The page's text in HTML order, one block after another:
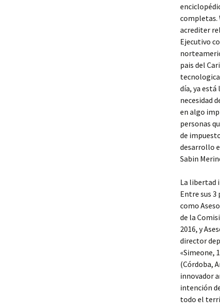
completas.
acrediter
Ejecutivo
pais del
día, ya
necesidad
en algo
personas
de
desarrollo
Sabin
La libertad
Entre sus
como
de la
2016, y
director
«Simeone,
(Córdoba,
innovador
intención
todo el